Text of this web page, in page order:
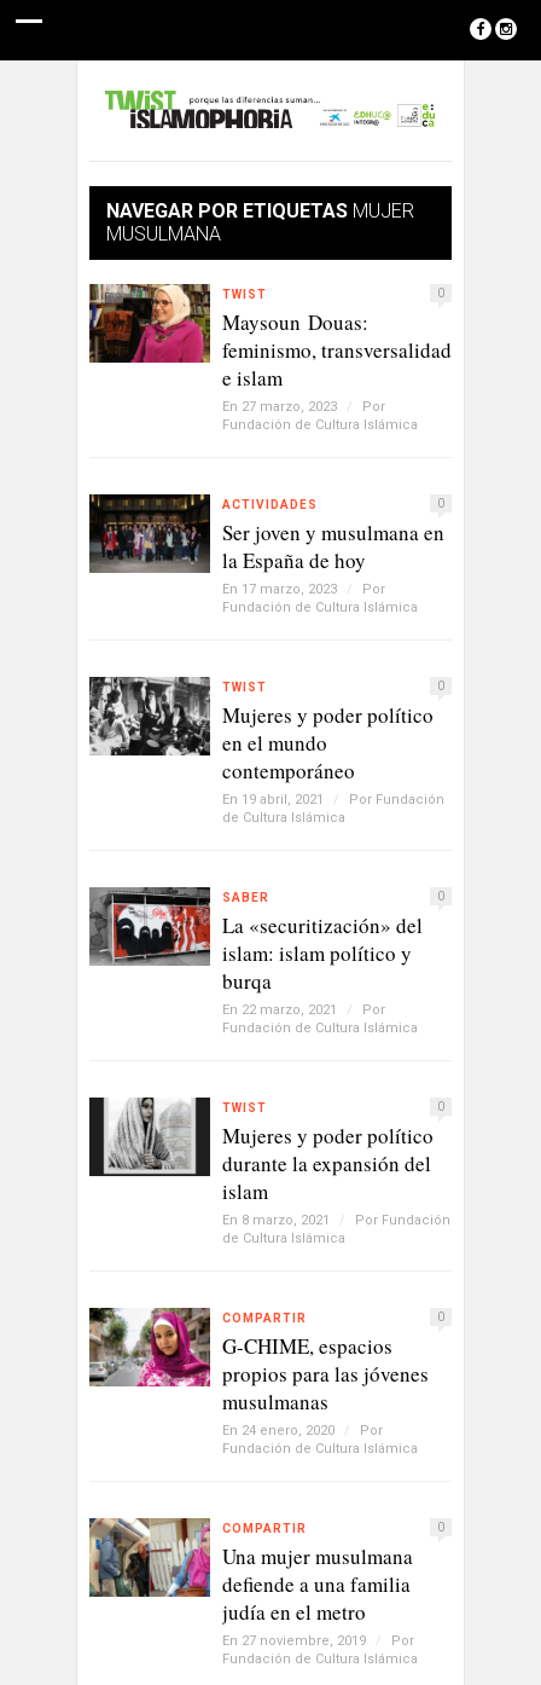
NAVEGAR POR ETIQUETAS MUJER
MUSULMANA
TWIST 0
Maysoun Douas:
feminismo, transversalidad
e islam
En 27 marzo, 2023 /
Por
Fundación de Cultura Islámica
ACTIVIDADES 0
Ser joven y musulmana en
la España de hoy
En 17 marzo, 2023 /
Por
Fundación de Cultura Islámica
TWIST 0
Mujeres y poder político
en el mundo
contemporáneo
En 19 abril, 2021 / Por Fundación
de Cultura Islámica
SABER 0
La «securitización» del
islam: islam político y
burqa
En 22 marzo, 2021 /
Por
Fundación de Cultura Islámica
TWIST 0
Mujeres y poder político
durante la expansión del
islam
En 8 marzo, 2021 / Por Fundación
de Cultura Islámica
COMPARTIR 0
G-CHIME, espacios
propios para las jóvenes
musulmanas
En 24 enero, 2020 /
Por
Fundación de Cultura Islámica
COMPARTIR 0
Una mujer musulmana
defiende a una familia
judía en el metro
En 27 noviembre, 2019 /
Por
Fundación de Cultura Islámica